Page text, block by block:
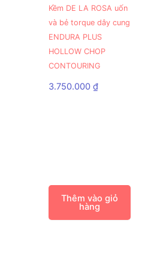
Kềm DE LA ROSA uốn
và bẻ torque dây cung
ENDURA PLUS
HOLLOW CHOP
CONTOURING
3.750.000₫
Thêm vào giỏ
hàng